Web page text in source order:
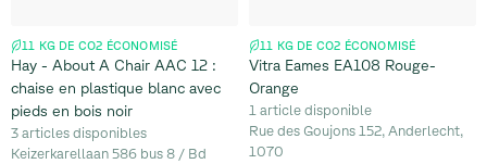
11 KG DE CO2 ÉCONOMISÉ
Hay - About A Chair AAC 12 :
chaise en plastique blanc avec
pieds en bois noir
3 articles disponibles
Keizerkarellaan 586 bus 8 / Bd
11 KG DE CO2 ÉCONOMISÉ
Vitra Eames EA108 Rouge-
Orange
1 article disponible
Rue des Goujons 152, Anderlecht,
1070